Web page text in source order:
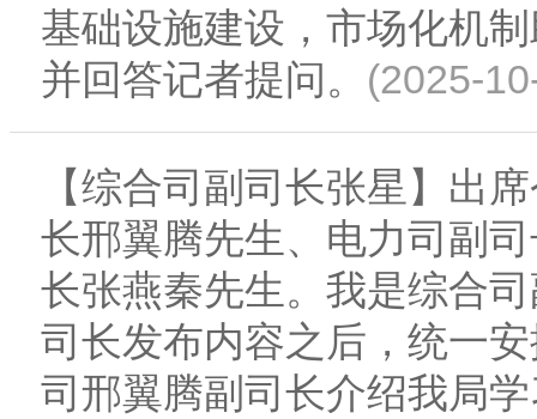
基础设施建设，市场化机
并回答记者提问。 (2025-
【综合司副司长张星】出
长邢翼腾先生、电力司副
长张燕秦先生。我是综合
司长发布内容之后，统一
司邢翼腾副司长介绍我局